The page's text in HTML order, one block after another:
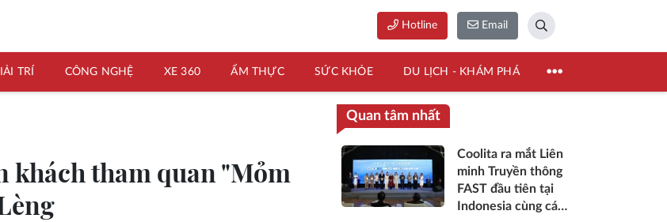
Hotline Email
TRÍ CÔNG NGHỆ XE 360 ẨM THỰC SỨC KHỎE DU LỊCH - KHÁM PHÁ
khách tham quan "Mỏm
Quan tâm nhất
Coolita ra mắt Liên
minh Truyền thông
FAST đầu tiên tại
Indonesia cùng các